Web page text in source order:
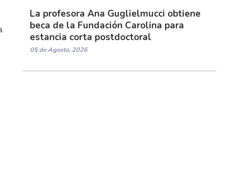
La profesora Ana Guglielmucci obtiene
beca de la Fundación Carolina para
estancia corta postdoctoral
05 de Agosto, 2026